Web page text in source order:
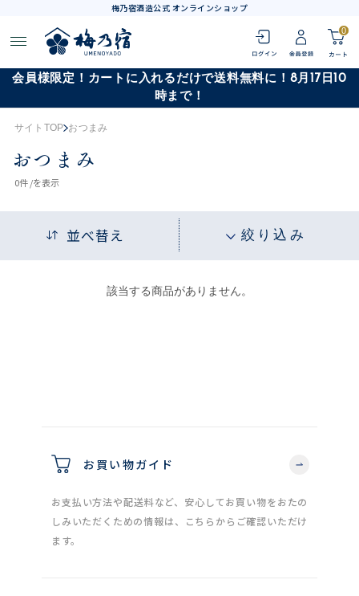
梅乃宿酒造公式 オンラインショップ
0
会員様限定！カートに入れるだけで送料無料に！8月17日10
時まで！
サイトTOP おつまみ
おつまみ
0件 /を表示
並べ替え 絞り込み
該当する商品がありません。
お買い物ガイド
お支払い方法や配送料など、安心してお買い物をおたの
しみいただくための情報は、こちらからご確認いただけ
ます。